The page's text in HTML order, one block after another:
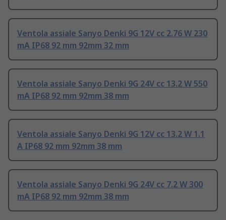
Ventola assiale Sanyo Denki 9G 12V cc 2.76 W 230
mA IP68 92 mm 92mm 32 mm
Ventola assiale Sanyo Denki 9G 24V cc 13.2 W 550
mA IP68 92 mm 92mm 38 mm
Ventola assiale Sanyo Denki 9G 12V cc 13.2 W 1.1
A IP68 92 mm 92mm 38 mm
Ventola assiale Sanyo Denki 9G 24V cc 7.2 W 300
mA IP68 92 mm 92mm 38 mm